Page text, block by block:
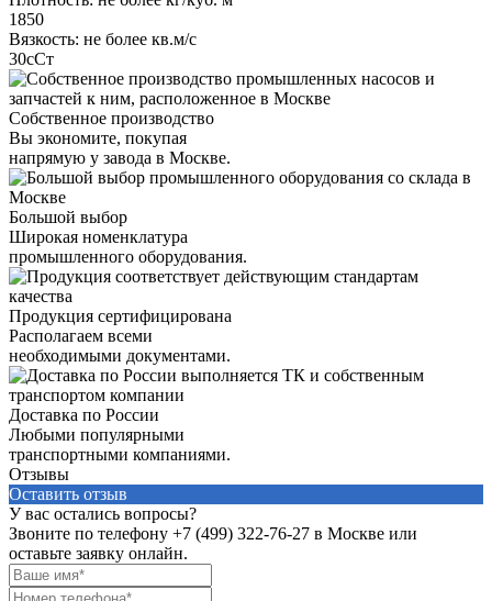
1850
Вязкость: не более кв.м/с
30сСт
Собственное производство
Вы экономите, покупая
напрямую у завода в Москве.
Большой выбор
Широкая номенклатура
промышленного оборудования.
Продукция сертифицирована
Располагаем всеми
необходимыми документами.
Доставка по России
Любыми популярными
транспортными компаниями.
Отзывы
Оставить отзыв
У вас остались вопросы?
Звоните по телефону +7 (499) 322-76-27 в Москве или
оставьте заявку онлайн.